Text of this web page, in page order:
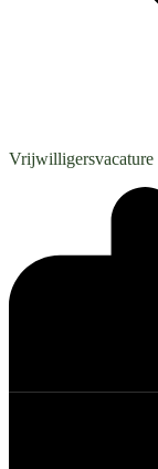
Vrijwilligersvacature